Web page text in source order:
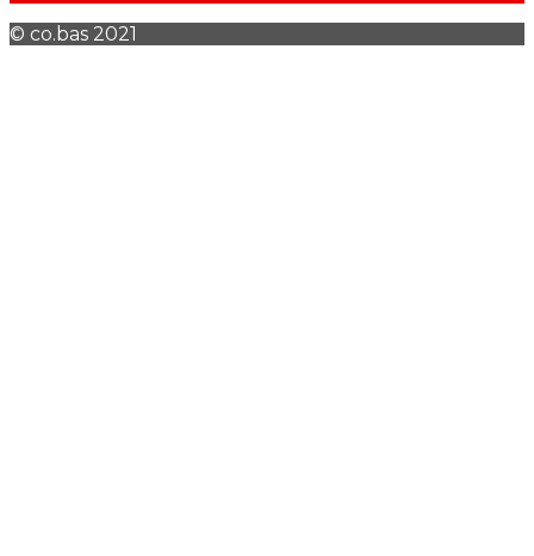
© co.bas 2021